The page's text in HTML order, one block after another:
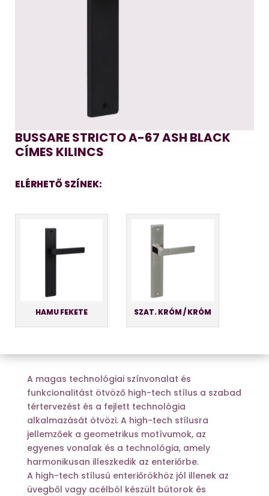
BUSSARE STRICTO A-67 ASH BLACK
CÍMES KILINCS
ELÉRHETŐ SZÍNEK:
HAMU FEKETE SZAT. KRÓM / KRÓM
A magas technológiai színvonalat és
funkcionalitást ötvöző high-tech stílus a szabad
tértervezést és a fejlett technológia
alkalmazását ötvözi. A high-tech stílusra
jellemzőek a geometrikus motívumok, az
egyenes vonalak és a technológia, amely
harmonikusan illeszkedik az enteriőrbe.
A high-tech stílusú enteriőrökhöz jól illenek az
üvegből vagy acélból készült bútorok és